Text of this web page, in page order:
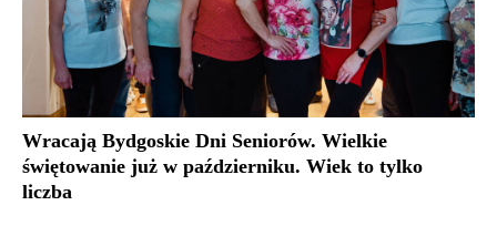
Wracają Bydgoskie Dni Seniorów. Wielkie
świętowanie już w październiku. Wiek to tylko
liczba